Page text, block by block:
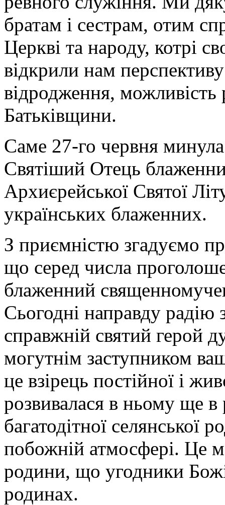
братам і сестрам, отим
Церкві та народу, котрі
відкрили нам
відродження, можливість
Батьківщини.
Саме 27-го червня минула
Святіший Отець
Архиєрейської Святої
українських блаженних.
З приємністю згадуємо
що серед числа
блаженний
Сьогодні направду
справжній святий герой
могутнім заступником
це взірець постійної і
розвивалася в ньому ще в
багатодітної селянської
побожній атмосфері. Це
родини, що угодники
родинах.